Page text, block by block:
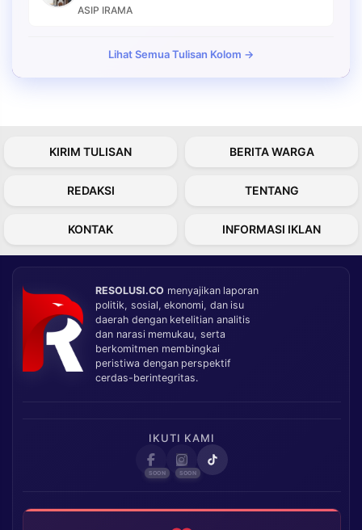
ASIP IRAMA
Lihat Semua Tulisan Kolom →
KIRIM TULISAN BERITA WARGA
REDAKSI TENTANG
KONTAK INFORMASI IKLAN
RESOLUSI.CO menyajikan laporan
politik, sosial, ekonomi, dan isu
daerah dengan ketelitian analitis
dan narasi memukau, serta
berkomitmen membingkai
peristiwa dengan perspektif
cerdas-berintegritas.
IKUTI KAMI